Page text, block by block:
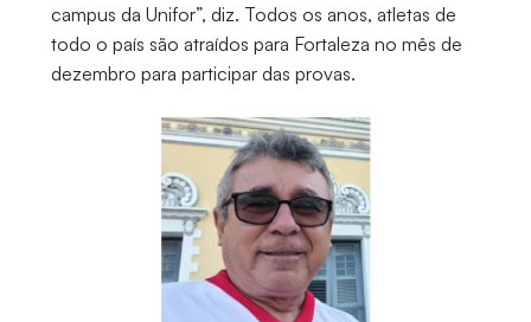
campus da Unifor”, diz. Todos os anos, atletas de
todo o país são atraídos para Fortaleza no mês de
dezembro para participar das provas.